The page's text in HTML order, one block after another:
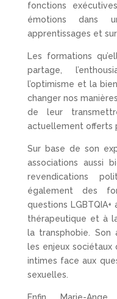
fonctions
émotions dans
apprentissages et
Les formations
partage,
l’optimisme et la
changer nos
de leur
actuellement offerts
Sur base de son
associations aussi
revendications
également des
questions LGBTQIA+
thérapeutique et à
la transphobie. Son
les enjeux
intimes face aux
sexuelles.